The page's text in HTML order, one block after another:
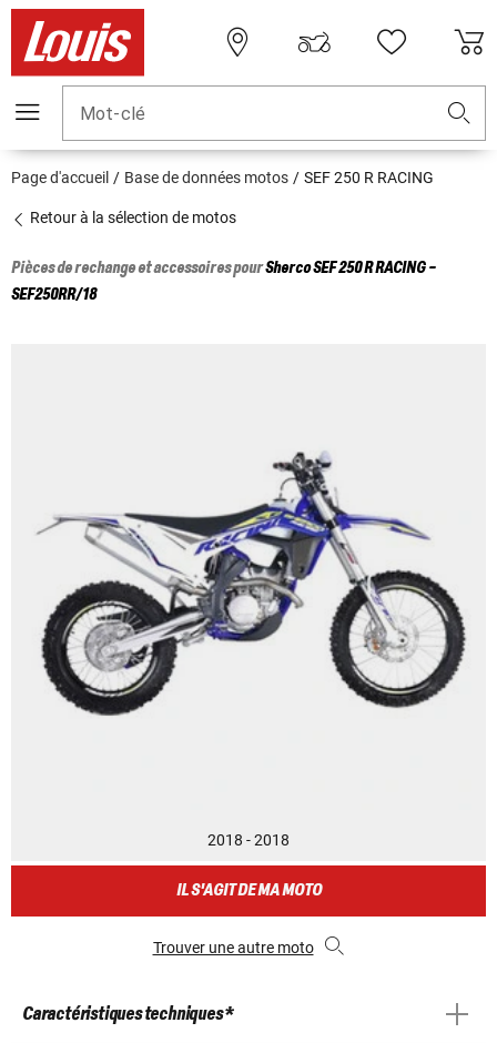
Mot-clé
Page d'accueil Base de données motos SEF 250 R RACING
Retour à la sélection de motos
Pièces de rechange et accessoires pourShercoSEF 250 R RACING -
SEF250RR/18
2018 - 2018
IL S'AGIT DE MA MOTO
Trouver une autre moto
Caractéristiques techniques *